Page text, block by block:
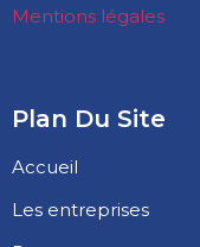
Mentions légales
Plan Du Site
Accueil
Les entreprises